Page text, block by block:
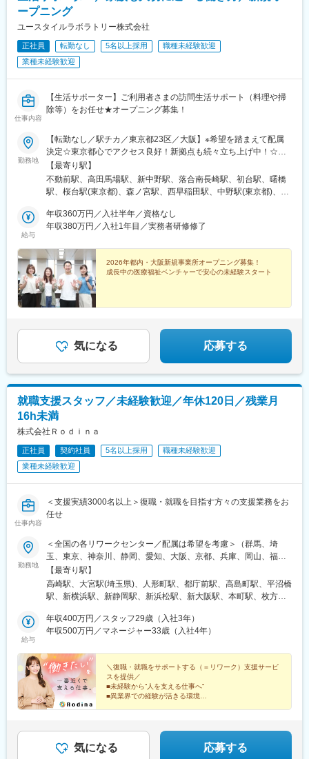
します。ケアマネジャーや介護ショップの方に、ベッドのデモン
ストレーション等も行ない、在宅介護用ベッドの正しい使い方の
知識を広めます。
※どちらかに配属
営業を行い、現場に即した使い方や価値を伝えていきます。
・製品の安全性・機能性・独自性などを踏まえた付加価値提案型
・顧客ごとに異なるニーズや関係性に応じて提案を組み立てるた
め、戦略的に商談を進める面白さも魅力です。
・営業エリアは基本的に支店近郊が中心で、外勤時は直行直帰も
可能なため、自身でスケジュールを調整しながら働くことができ
ます。
■入社後の流れ：
約3週間の導入研修を実施し、企業理解や製品知識のインプット、
その後、配属先にてOJTを中心に実務経験を積みながら、入社後3
～6か月を目安に担当を持ち、営業として独り立ちしていただくイ
メージです。
■評価制度について：
評価は、営業目標の達成率と、定性目標の遂行状況の両面から実
で、ご自身のキャリア志向や成長段階に応じた目標を設定できる
点も特徴です。
■営業部社員の声：
https://seahonence.co.jp/recruit/staff/index.html
変更の範囲：会社の定める業務
ープニング
ユースタイルラボラトリー株式会社
正社員 転勤なし 5名以上採用
職種未経験歓迎
業種未経験歓迎
仕事内容
【生活サポーター】ご利用者さまの訪問生活サポート（料理や掃
除等）をお任せ★オープニング募集！
勤務地
【転勤なし／駅チカ／東京都23区／大阪】※希望を踏まえて配属
決定☆東京都心でアクセス良好！新拠点も続々立ち上げ中！☆大
阪拠点、2026年新規オープン！《採用拠点》■ユースタイルケア
大阪城南大阪市中央区法円坂1-1-38「森ノ宮駅」より徒歩10分
「谷町四丁目駅」より徒歩8分■ユースタイルケア 不動前東京都目
イルケア 新宿東京都新宿区高田馬場1-31-8各線「高田馬場駅」徒
歩2分■ユースタイルケア 新中野東京都中野区中央4-24-13東京メ
都新宿区西落合2-11-5都営地下鉄大江戸線「落合南長崎駅」徒歩8
分■ユースタイルケア 神宮東京都渋谷区初台2-5-21京王線「初台
駅」徒歩5分■ユースタイルケア 四ッ谷東京都新宿区荒木町16-26
都営新宿線「曙橋駅」徒歩3分■ユースタイルケア 桜台東京都練馬
区豊玉上 2-20-4西武池袋線「桜台駅」より徒歩3分※受動喫煙対策
【最寄り駅】
不動前駅、高田馬場駅、新中野駅、落合南長崎駅、初台駅、曙橋
駅、桜台駅(東京都)、森ノ宮駅、西早稲田駅、中野駅(東京都)、
園駅、四ツ谷駅
給与
年収360万円／入社半年／資格なし
年収380万円／入社1年目／実務者研修修了
2026年都内・大阪新規事業所オープニング募集！
成長中の医療福祉ベンチャーで安心の未経験スタート
気になる 応募する
就職支援スタッフ／未経験歓迎／年休120日／残業月
16h未満
株式会社Ｒｏｄｉｎａ
正社員 契約社員 5名以上採用
職種未経験歓迎
業種未経験歓迎
仕事内容
＜支援実績3000名以上＞復職・就職を目指す方々の支援業務をお
任せ
勤務地
＜全国の各リワークセンター／配属は希望を考慮＞（群馬、埼
玉、東京、神奈川、静岡、愛知、大阪、京都、兵庫、岡山、福
岡）★転勤が必要な際は相談の上、希望を考慮し決定・群馬：高
崎（2026年10月開設予定）・埼玉：大宮／大宮東口・東京：日本
橋／新宿南口・神奈川：横浜東口／横浜西口／新横浜・静岡：静
方・京都：京都河原町／烏丸御池・兵庫：神戸・岡山：岡山・福
岡：博多筑紫口※オフィス内禁煙※新規事業所を希望の場合、開設
【最寄り駅】
高崎駅、大宮駅(埼玉県)、人形町駅、都庁前駅、高島町駅、平沼橋
駅、新横浜駅、新静岡駅、新浜松駅、新大阪駅、本町駅、枚方市
駅、博多駅、水天宮前駅、南新宿駅、横浜駅、日吉町駅、浜松
駅、東淀川駅、南方駅(大阪府)、心斎橋駅、宮之阪駅、祇園四条
新宿駅、戸部駅、静岡駅、第一通り駅、崇禅寺駅、堺筋本町駅、
烏丸駅、ハーバーランド駅、西川緑道公園駅
給与
年収400万円／スタッフ29歳（入社3年）
年収500万円／マネージャー33歳（入社4年）
＼復職・就職をサポートする（＝リワーク）支援サービ
スを提供／
■未経験から”人を支える仕事へ”
■異業界での経験が活きる環境
気になる 応募する